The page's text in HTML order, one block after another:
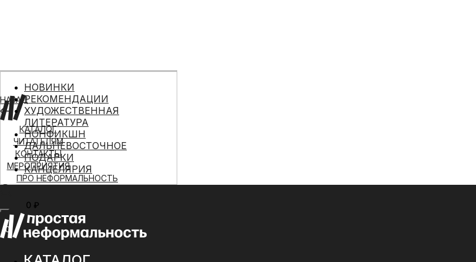
КАТАЛОГ
ЧИТАТЕЛЯМ
КОНТАКТЫ
МЕРОПРИЯТИЯ
ПРО НЕФОРМАЛЬНОСТЬ
0 ₽
МЕНЮ
0
НАЗАД
НОВИНКИ
РЕКОМЕНДАЦИИ
ХУДОЖЕСТВЕННАЯ
ЛИТЕРАТУРА
НОНФИКШН
ДАЛЬНЕВОСТОЧНОЕ
ПОДАРКИ
КАНЦЕЛЯРИЯ